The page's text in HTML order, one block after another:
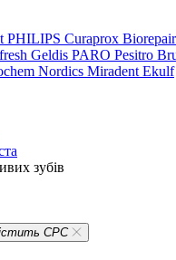
PHILIPS Curaprox Biorepair
Geldis PARO Pesitro
Nordics Miradent Ekulf
зубів
CPC